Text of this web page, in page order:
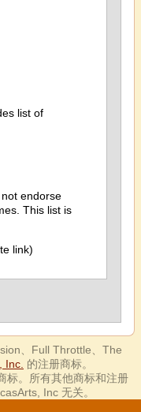
list of
endorse
This list is
link)
、Full Throttle、The
Inc. 的注册商标。
标。所有其他商标和注册
Inc 无关。